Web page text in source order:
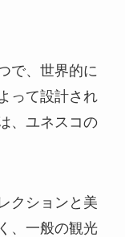
で、世界的に
って設計され
、ユネスコの
クションと美
、一般の観光